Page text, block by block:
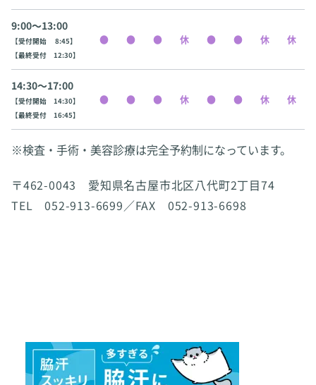
9:00〜13:00
【受付開始 8:45】
【最終受付 12:30】
14:30〜17:00
【受付開始 14:30】
【最終受付 16:45】
※検査・手術・美容診療は完全予約制になっています。
〒462-0043 愛知県名古屋市北区八代町2丁目74
TEL 052-913-6699／FAX 052-913-6698